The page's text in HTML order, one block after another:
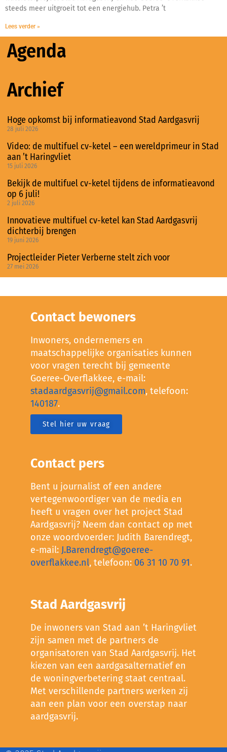
steeds meer uitgroeit tot een energiehub. Petra ’t
Lees verder »
Agenda
Archief
Hoge opkomst bij informatieavond Stad Aardgasvrij
28 juli 2026
Video: de multifuel cv-ketel – een wereldprimeur in Stad
aan ’t Haringvliet
15 juli 2026
Bekijk de multifuel cv-ketel tijdens de informatieavond
op 6 juli!
2 juli 2026
Innovatieve multifuel cv-ketel kan Stad Aardgasvrij
dichterbij brengen
19 juni 2026
Projectleider Pieter Verberne stelt zich voor
27 mei 2026
Contact bewoners
Inwoners, ondernemers en
maatschappelijke organisaties kunnen
voor vragen terecht bij gemeente
Goeree-Overflakkee, e-mail:
stadaardgasvrij@gmail.com, telefoon:
140187.
Stel hier uw vraag
Contact pers
Bent u journalist of een andere
vertegenwoordiger van de media en
heeft u vragen over het project Stad
Aardgasvrij? Neem dan contact op met
onze woordvoerder: Judith Barendregt,
e-mail: J.Barendregt@goeree-
overflakkee.nl, telefoon: 06 31 10 70 91.
Stad Aardgasvrij
De inwoners van Stad aan ’t Haringvliet
zijn samen met de partners de
organisatoren van Stad Aardgasvrij. Het
kiezen van een aardgasalternatief en
de woningverbetering staat centraal.
Met verschillende partners werken zij
aan een plan voor een overstap naar
aardgasvrij.